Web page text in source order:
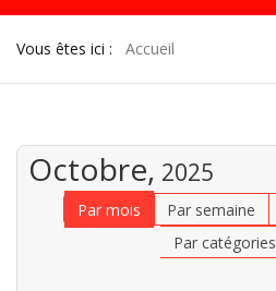
Vous êtes ici : Accueil
Octobre, 2025
Par mois Par semaine
Par catégories